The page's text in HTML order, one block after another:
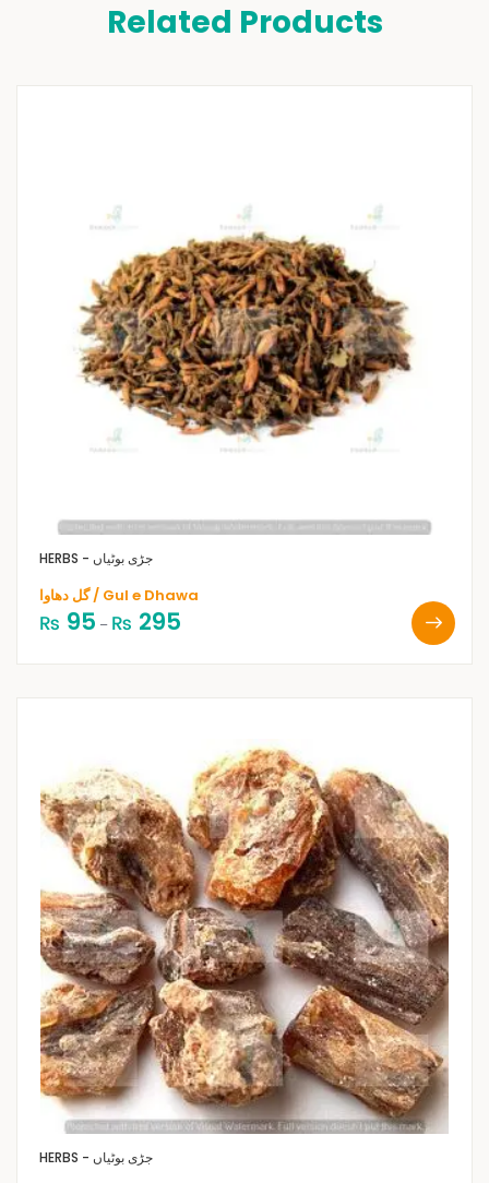
Related Products
HERBS - جڑی بوٹیاں
گل دھاوا / Gul e Dhawa
₨ 95 – ₨ 295
HERBS - جڑی بوٹیاں